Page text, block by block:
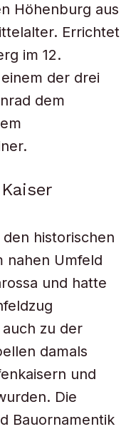
Höhenburg aus
Errichtet
im 12.
der drei
dem
historischen
nahen Umfeld
und hatte
zu der
damals
und
Die
Bauornamentik